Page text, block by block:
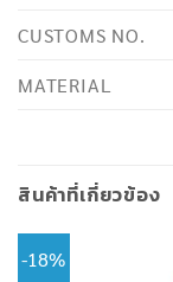
CUSTOMS NO.
MATERIAL
สินค้าที่เกี่ยวข้อง
-18%